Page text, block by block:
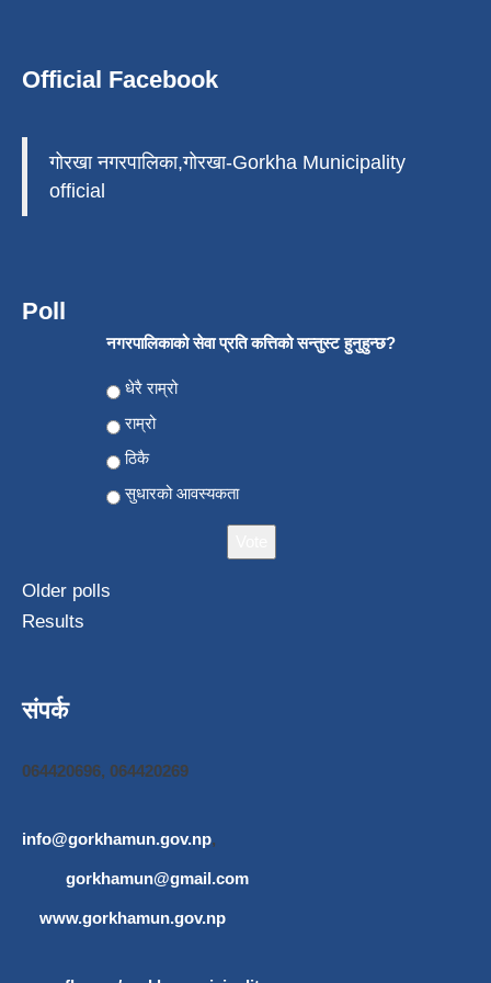
Official Facebook
गोरखा नगरपालिका,गोरखा-Gorkha Municipality
official
Poll
नगरपालिकाको सेवा प्रति कत्तिको सन्तुस्ट हुनुहुन्छ?
Choices
धेरै राम्रो
राम्रो
ठिकै
सुधारको आवस्यकता
Older polls
Results
संपर्क
064420696, 064420269
info@gorkhamun.gov.np,
gorkhamun@gmail.com
www.gorkhamun.gov.np